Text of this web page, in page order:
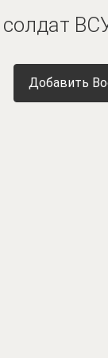
Добавить